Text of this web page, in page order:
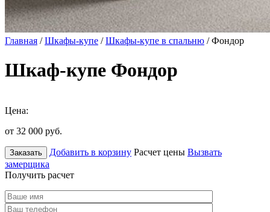
Главная /Шкафы-купе /Шкафы-купе в спальню / Фондор
Шкаф-купе Фондор
Цена:
от 32 000 руб.
Заказать Добавить в корзину Расчет цены Вызвать
замерщика
Получить расчет